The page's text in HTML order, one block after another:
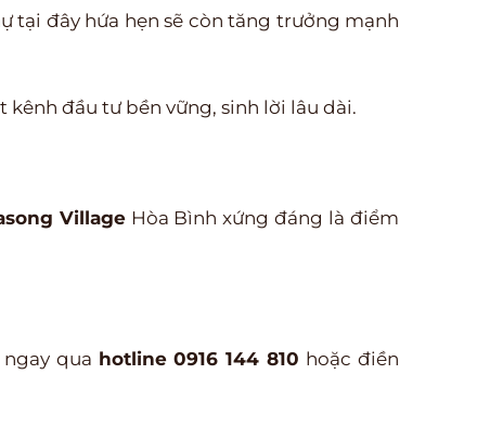
tại đây hứa hẹn sẽ còn tăng trưởng mạnh
đầu tư bền vững, sinh lời lâu dài.
VillageHòa Bình xứng đáng là điểm
qua hotline0916 144 810 hoặc điền